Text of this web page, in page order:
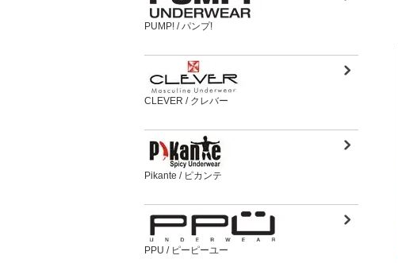
PUMP! / パンプ!
CLEVER / クレバー
Pikante / ピカンテ
PPU / ピーピーユー